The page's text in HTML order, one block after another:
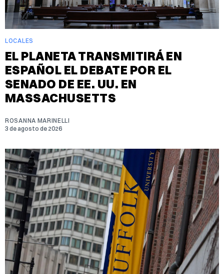
LOCALES
EL PLANETA TRANSMITIRÁ EN
ESPAÑOL EL DEBATE POR EL
SENADO DE EE. UU. EN
MASSACHUSETTS
ROSANNA MARINELLI
3 de agosto de 2026